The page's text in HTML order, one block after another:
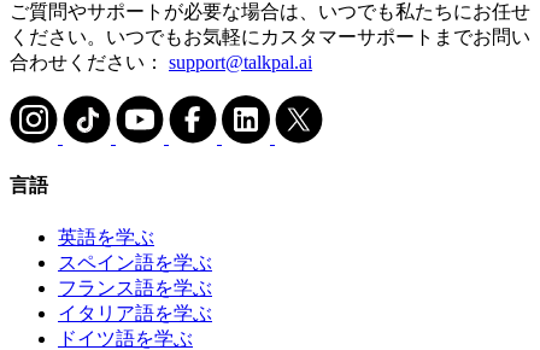
ご質問やサポートが必要な場合は、いつでも私たちにお任せ
ください。いつでもお気軽にカスタマーサポートまでお問い
合わせください： support@talkpal.ai
言語
英語を学ぶ
スペイン語を学ぶ
フランス語を学ぶ
イタリア語を学ぶ
ドイツ語を学ぶ